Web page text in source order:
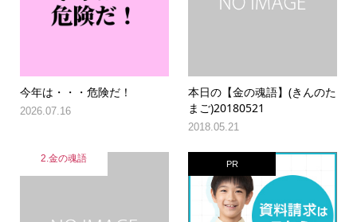
今年は・・・危険だ！
2026.07.16
本日の【金の魂語】(きんのた
まご)20180521
2018.05.21
2.金の魂語 PR